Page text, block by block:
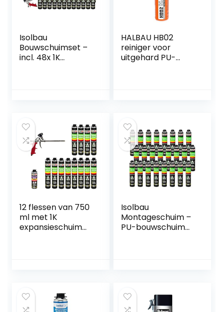
Isolbau
Bouwschuimset –
incl. 48x 1K
HALBAU HB02
reiniger voor
uitgehard PU-
12 flessen van 750
ml met 1K
expansieschuim
Isolbau
Montageschuim –
PU-bouwschuim